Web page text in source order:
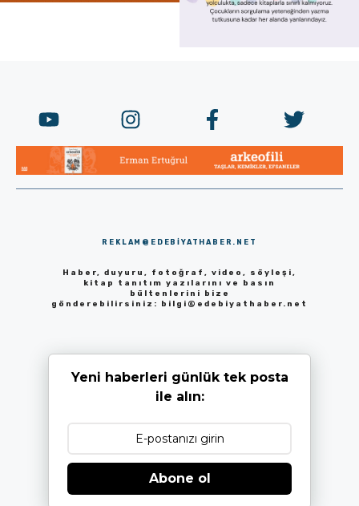
REKLAM@EDEBIYATHABER.NET
Haber, duyuru, fotoğraf, video, söyleşi,
kitap tanıtım yazılarını ve basın
bültenlerini bize
gönderebilirsiniz:
bilgi@edebiyathaber.net
Yeni haberleri günlük tek posta
ile alın:
Abone ol